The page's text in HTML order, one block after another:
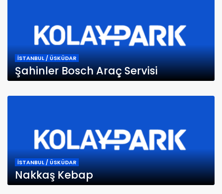
İSTANBUL / ÜSKÜDAR
Şahinler Bosch Araç Servisi
İSTANBUL / ÜSKÜDAR
Nakkaş Kebap